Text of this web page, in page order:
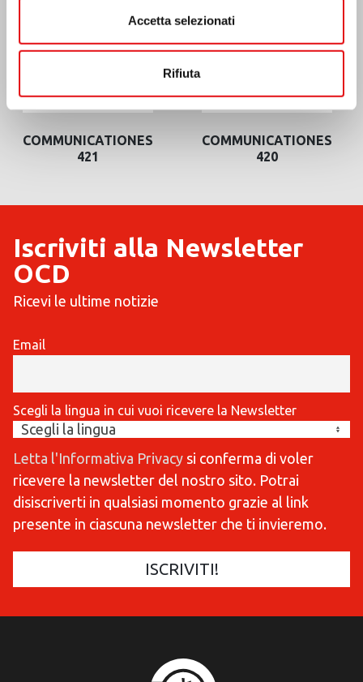
Accetta selezionati
Rifiuta
COMMUNICATIONES
421
COMMUNICATIONES
420
Iscriviti alla Newsletter
OCD
Ricevi le ultime notizie
Email
Scegli la lingua in cui vuoi ricevere la Newsletter
Letta l'Informativa Privacy si conferma di voler
ricevere la newsletter del nostro sito. Potrai
disiscriverti in qualsiasi momento grazie al link
presente in ciascuna newsletter che ti invieremo.